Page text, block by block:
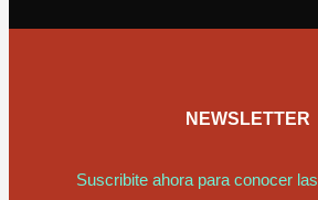
NEWSLETTER
Suscribite ahora para conocer